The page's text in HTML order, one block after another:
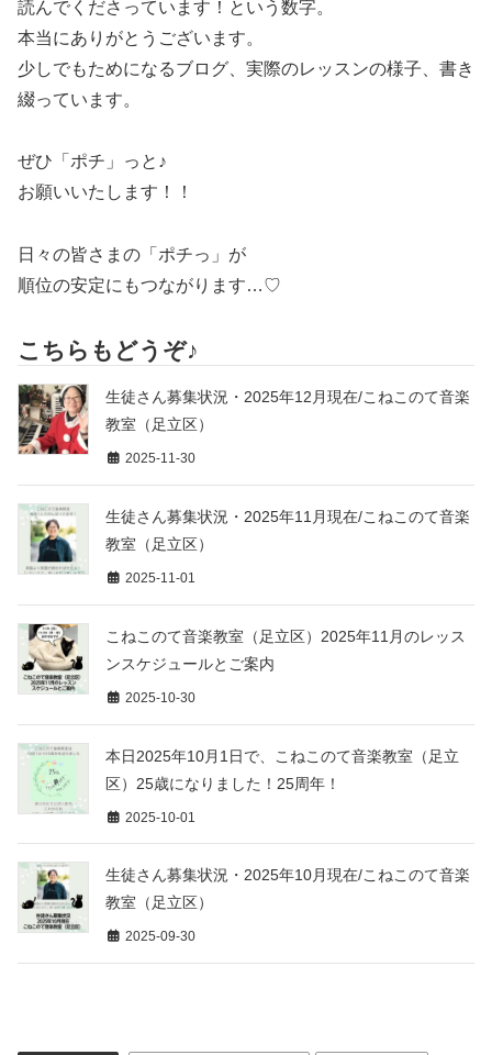
読んでくださっています！という数字。
本当にありがとうございます。
少しでもためになるブログ、実際のレッスンの様子、書き
綴っています。
ぜひ「ポチ」っと♪
お願いいたします！！
日々の皆さまの「ポチっ」が
順位の安定にもつながります…♡
こちらもどうぞ♪
生徒さん募集状況・2025年12月現在/こねこのて音楽
教室（足立区）
2025-11-30
生徒さん募集状況・2025年11月現在/こねこのて音楽
教室（足立区）
2025-11-01
こねこのて音楽教室（足立区）2025年11月のレッス
ンスケジュールとご案内
2025-10-30
本日2025年10月1日で、こねこのて音楽教室（足立
区）25歳になりました！25周年！
2025-10-01
生徒さん募集状況・2025年10月現在/こねこのて音楽
教室（足立区）
2025-09-30